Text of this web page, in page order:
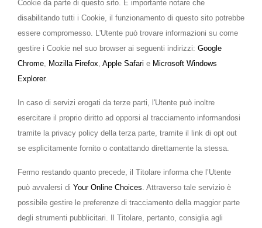
Cookie da parte di questo sito. È importante notare che
disabilitando tutti i Cookie, il funzionamento di questo sito potrebbe
essere compromesso. L'Utente può trovare informazioni su come
gestire i Cookie nel suo browser ai seguenti indirizzi: Google
Chrome, Mozilla Firefox, Apple Safari e Microsoft Windows
Explorer.
In caso di servizi erogati da terze parti, l'Utente può inoltre
esercitare il proprio diritto ad opporsi al tracciamento informandosi
tramite la privacy policy della terza parte, tramite il link di opt out
se esplicitamente fornito o contattando direttamente la stessa.
Fermo restando quanto precede, il Titolare informa che l’Utente
può avvalersi di Your Online Choices. Attraverso tale servizio è
possibile gestire le preferenze di tracciamento della maggior parte
degli strumenti pubblicitari. Il Titolare, pertanto, consiglia agli